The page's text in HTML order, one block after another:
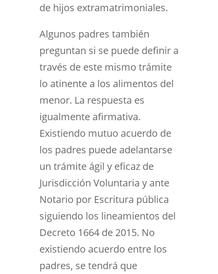
de hijos extramatrimoniales.
Algunos padres también
preguntan si se puede definir a
través de este mismo trámite
lo atinente a los alimentos del
menor. La respuesta es
igualmente afirmativa.
Existiendo mutuo acuerdo de
los padres puede adelantarse
un trámite ágil y eficaz de
Jurisdicción Voluntaria y ante
Notario por Escritura pública
siguiendo los lineamientos del
Decreto 1664 de 2015. No
existiendo acuerdo entre los
padres, se tendrá que